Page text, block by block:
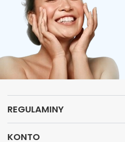
REGULAMINY
KONTO